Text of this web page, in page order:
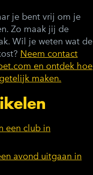
je bent vrij om je
Zo maak jij de
Wil je weten wat de
Neem contact
en ontdek hoe
maken.
een club in
avond uitgaan in